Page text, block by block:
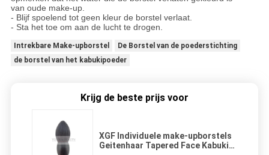
van oude make-up.
- Blijf spoelend tot geen kleur de borstel verlaat.
- Sta het toe om aan de lucht te drogen.
Intrekbare Make-upborstel
De Borstel van de poederstichting
de borstel van het kabukipoeder
Krijg de beste prijs voor
XGF Individuele make-upborstels
Geitenhaar Tapered Face Kabuki-